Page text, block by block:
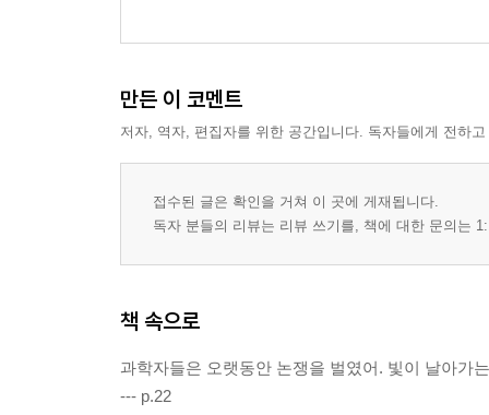
일곱 번째 만남. 양자광 기술
메타물질_투명 망토의 비밀
반응집광과 양자컴퓨터_양자광학의 활용과 미래
Comparison of Quantum and Semiclassical
Controlling Electromagnetic Fields_펜드리 논문 영
위대한 논문과의 만남을 마무리하며
만든 이 코멘트
저자, 역자, 편집자를 위한 공간입니다. 독자들에게 전하
접수된 글은 확인을 거쳐 이 곳에 게재됩니다.
독자 분들의 리뷰는 리뷰 쓰기를, 책에 대한 문의는
책 속으로
과학자들은 오랫동안 논쟁을 벌였어. 빛이 날아가
--- p.22